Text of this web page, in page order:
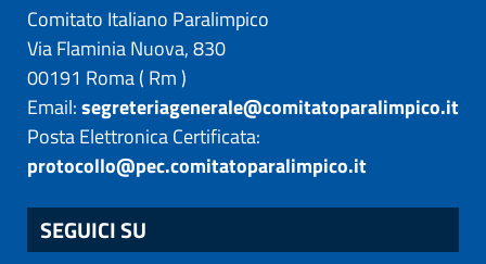
Comitato Italiano Paralimpico
Via Flaminia Nuova, 830
00191 Roma( Rm)
Email:segreteriagenerale@comitatoparalimpico.it
Posta Elettronica Certificata:
protocollo@pec.comitatoparalimpico.it
SEGUICI SU